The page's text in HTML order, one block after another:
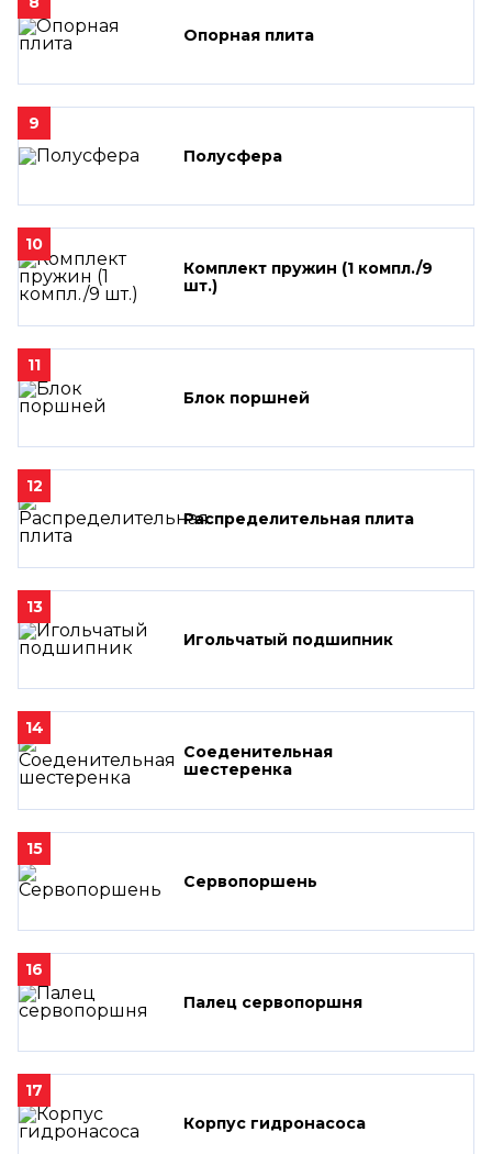
Опорная плита
9
Полусфера
10
Комплект пружин (1 компл./9
шт.)
11
Блок поршней
12
Распределительная плита
13
Игольчатый подшипник
14
Соеденительная
шестеренка
15
Сервопоршень
16
Палец сервопоршня
17
Корпус гидронасоса